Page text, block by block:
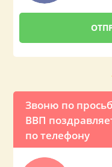
Звоню по
ВВП
по телефону